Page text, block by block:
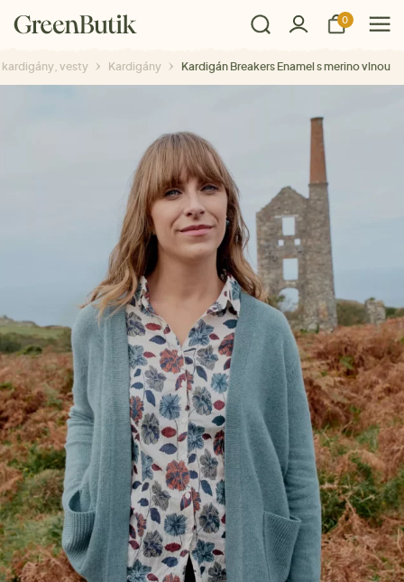
0
kardigány, vesty Kardigány Kardigán Breakers Enamel s merino vlnou